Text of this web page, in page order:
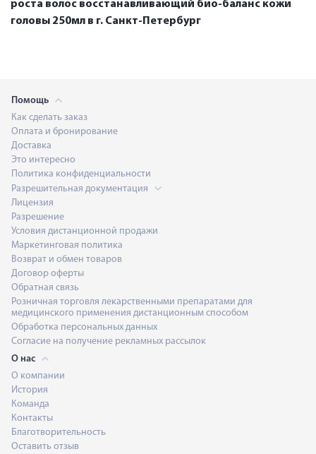
роста волос восстанавливающий био-баланс кожи
головы 250мл в г. Санкт-Петербург
Помощь
Как сделать заказ
Оплата и бронирование
Доставка
Это интересно
Политика конфиденциальности
Разрешительная документация
Лицензия
Разрешение
Условия дистанционной продажи
Маркетинговая политика
Возврат и обмен товаров
Договор оферты
Обратная связь
Розничная торговля лекарственными препаратами для
медицинского применения дистанционным способом
Обработка персональных данных
Согласие на получение рекламных рассылок
О нас
О компании
История
Команда
Контакты
Благотворительность
Оставить отзыв